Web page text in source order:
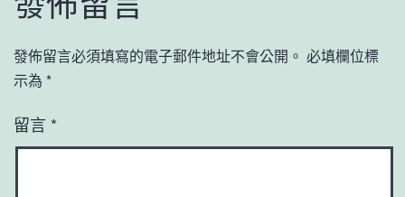
發佈留言必須填寫的電子郵件地址不會公開。 必填欄位標
示為 *
留言 *